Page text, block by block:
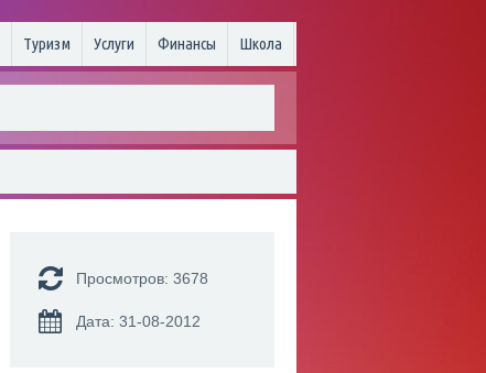
Туризм Услуги Финансы Школа
Просмотров: 3678
Дата: 31-08-2012